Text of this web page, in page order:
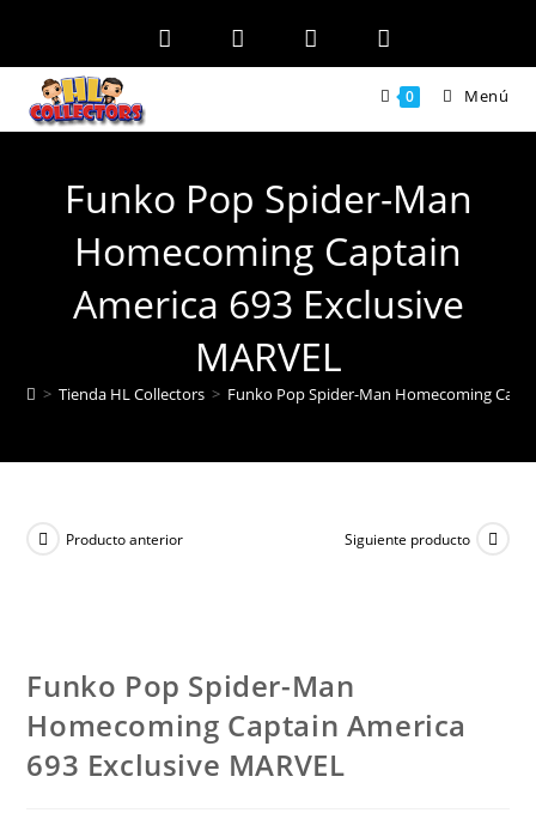
contenido
0 Menú
Funko Pop Spider-Man
Homecoming Captain
America 693 Exclusive
MARVEL
> Tienda HL Collectors > Funko Pop Spider-Man Homecoming
Producto anterior Siguiente producto
Funko Pop Spider-Man
Homecoming Captain America
693 Exclusive MARVEL